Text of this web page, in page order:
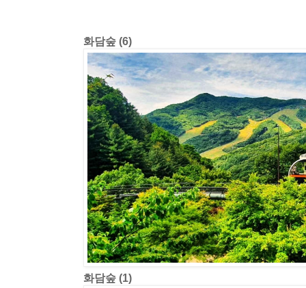
화담숲 (6)
화담숲 (1)